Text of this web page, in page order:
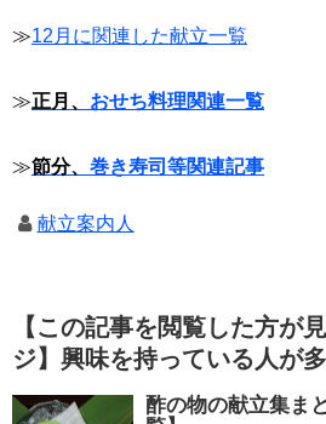
≫12月に関連した献立一覧
≫正月、 おせち料理関連一覧
≫節分、 巻き寿司等関連記事
献立案内人
【この記事を閲覧した方が
ジ】興味を持っている人が
酢の物の献立集ま